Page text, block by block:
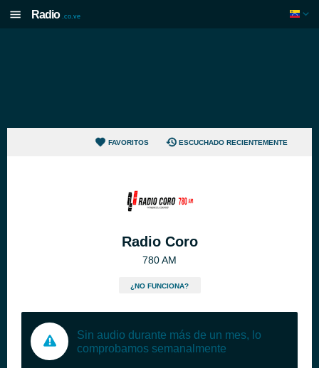
Radio .co.ve
FAVORITOS ESCUCHADO RECIENTEMENTE
Radio Coro
780 AM
¿NO FUNCIONA?
Sin audio durante más de un mes, lo
comprobamos semanalmente